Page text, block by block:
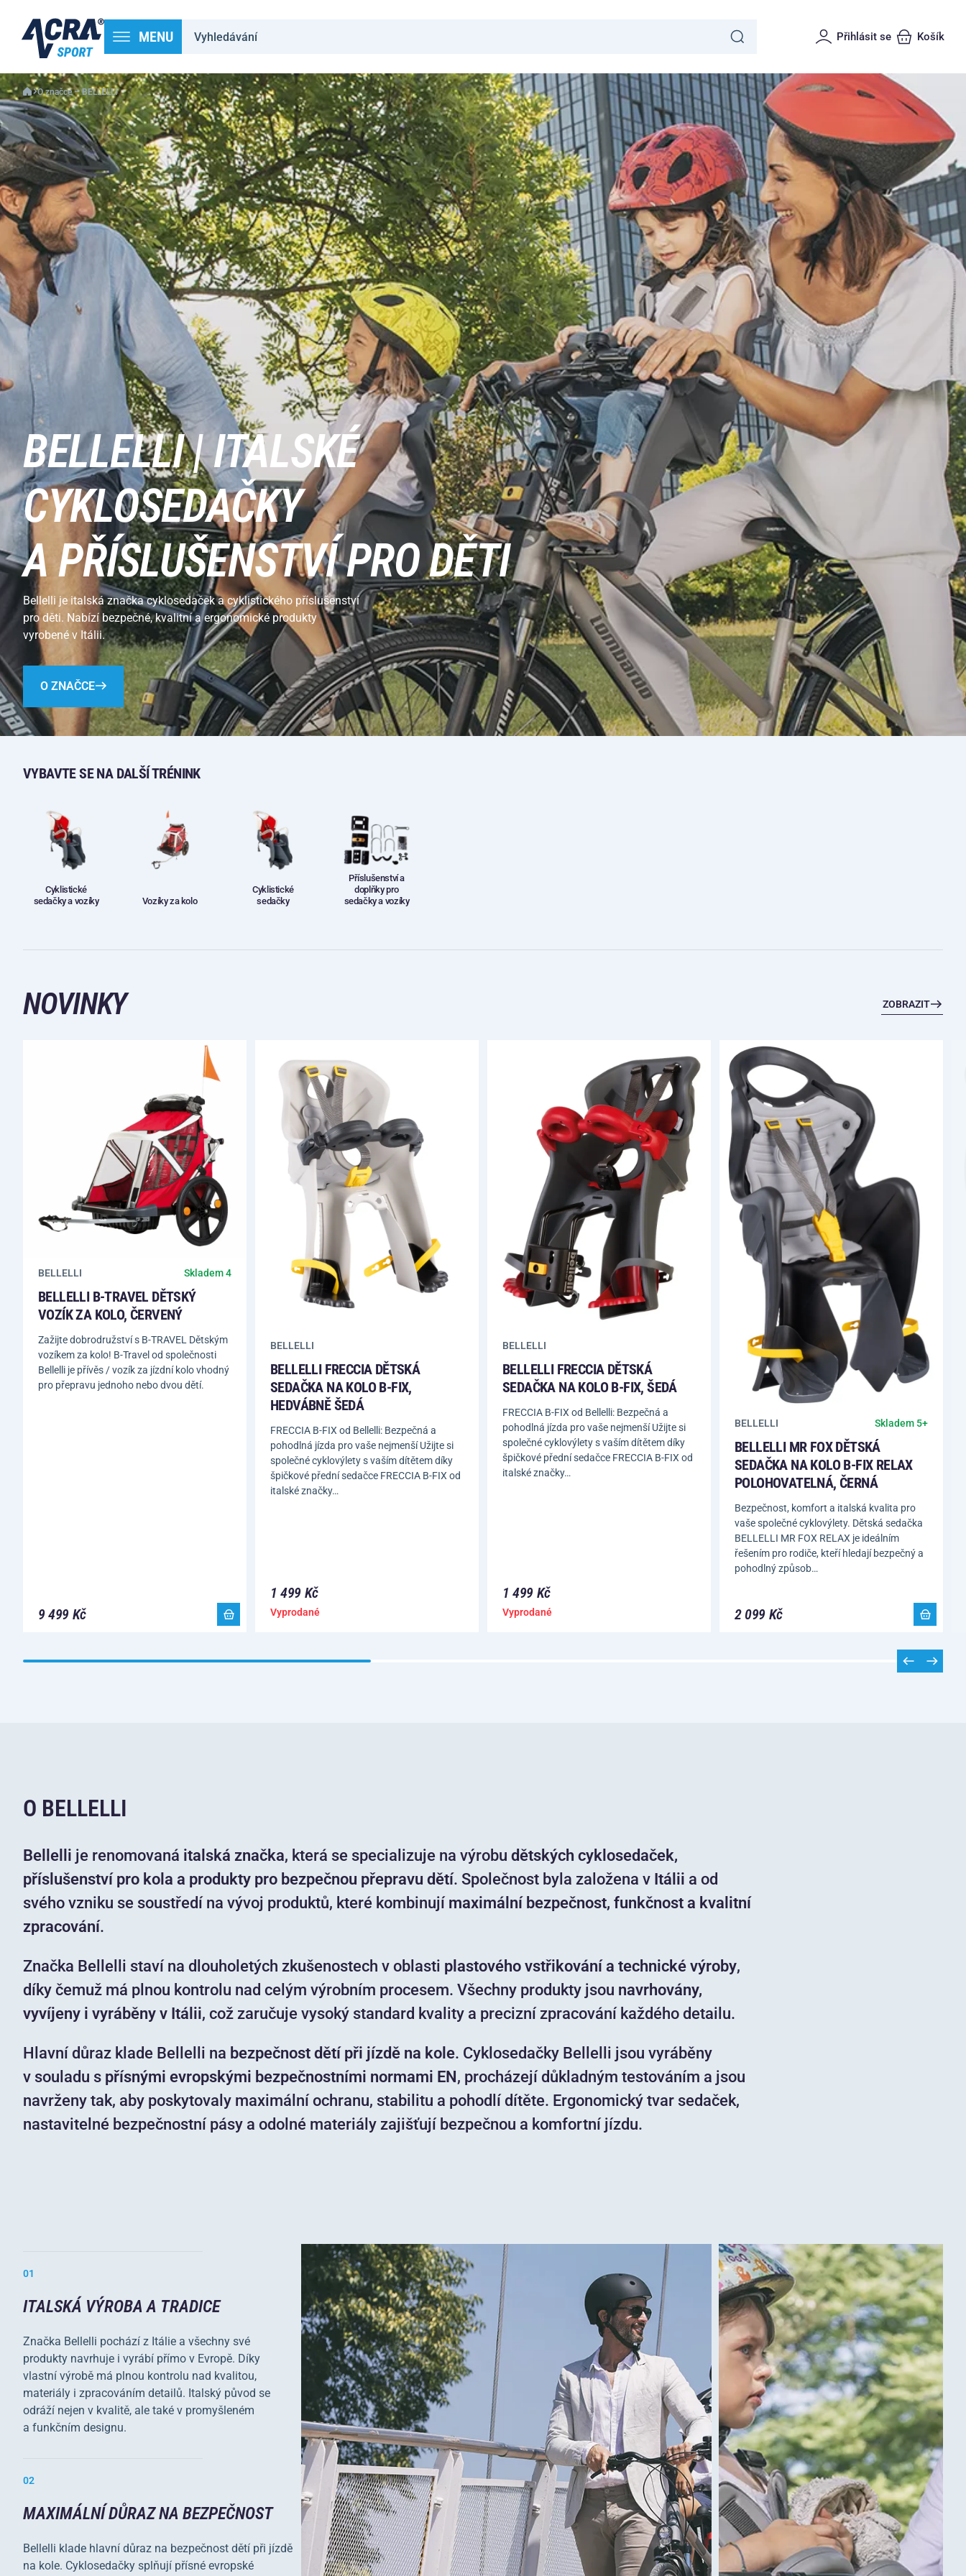
MENU Přihlásit se Košík
O značce – BELLELLI
BELLELLI | ITALSKÉ
CYKLOSEDAČKY
A PŘÍSLUŠENSTVÍ PRO DĚTI
Bellelli je italská značka cyklosedaček a cyklistického příslušenství
pro děti. Nabízí bezpečné, kvalitní a ergonomické produkty
vyrobené v Itálii.
O ZNAČCE
VYBAVTE SE NA DALŠÍ TRÉNINK
Cyklistické
sedačky a vozíky
Vozíky za kolo
Cyklistické
sedačky
Příslušenství a
doplňky pro
sedačky a vozíky
NOVINKY ZOBRAZIT
BELLELLI Skladem 4
BELLELLI B-TRAVEL DĚTSKÝ
VOZÍK ZA KOLO, ČERVENÝ
Zažijte dobrodružství s B-TRAVEL Dětským
vozíkem za kolo! B-Travel od společnosti
Bellelli je přívěs / vozík za jízdní kolo vhodný
pro přepravu jednoho nebo dvou dětí.
9 499 Kč
BELLELLI
BELLELLI FRECCIA DĚTSKÁ
SEDAČKA NA KOLO B-FIX,
HEDVÁBNĚ ŠEDÁ
FRECCIA B-FIX od Bellelli: Bezpečná a
pohodlná jízda pro vaše nejmenší Užijte si
společné cyklovýlety s vaším dítětem díky
špičkové přední sedačce FRECCIA B-FIX od
italské značky…
1 499 Kč
Vyprodané
BELLELLI
BELLELLI FRECCIA DĚTSKÁ
SEDAČKA NA KOLO B-FIX, ŠEDÁ
FRECCIA B-FIX od Bellelli: Bezpečná a
pohodlná jízda pro vaše nejmenší Užijte si
společné cyklovýlety s vaším dítětem díky
špičkové přední sedačce FRECCIA B-FIX od
italské značky…
1 499 Kč
Vyprodané
BELLELLI Skladem 5+
BELLELLI MR FOX DĚTSKÁ
SEDAČKA NA KOLO B-FIX RELAX
POLOHOVATELNÁ, ČERNÁ
Bezpečnost, komfort a italská kvalita pro
vaše společné cyklovýlety. Dětská sedačka
BELLELLI MR FOX RELAX je ideálním
řešením pro rodiče, kteří hledají bezpečný a
pohodlný způsob…
2 099 Kč
O BELLELLI
Bellelli je renomovaná italská značka, která se specializuje na výrobu dětských cyklosedaček,
příslušenství pro kola a produkty pro bezpečnou přepravu dětí. Společnost byla založena v Itálii a od
svého vzniku se soustředí na vývoj produktů, které kombinují maximální bezpečnost, funkčnost a kvalitní
zpracování.
Značka Bellelli staví na dlouholetých zkušenostech v oblasti plastového vstřikování a technické výroby,
díky čemuž má plnou kontrolu nad celým výrobním procesem. Všechny produkty jsou navrhovány,
vyvíjeny i vyráběny v Itálii, což zaručuje vysoký standard kvality a precizní zpracování každého detailu.
Hlavní důraz klade Bellelli na bezpečnost dětí při jízdě na kole. Cyklosedačky Bellelli jsou vyráběny
v souladu s přísnými evropskými bezpečnostními normami EN, procházejí důkladným testováním a jsou
navrženy tak, aby poskytovaly maximální ochranu, stabilitu a pohodlí dítěte. Ergonomický tvar sedaček,
nastavitelné bezpečnostní pásy a odolné materiály zajišťují bezpečnou a komfortní jízdu.
01
ITALSKÁ VÝROBA A TRADICE
Značka Bellelli pochází z Itálie a všechny své
produkty navrhuje i vyrábí přímo v Evropě. Díky
vlastní výrobě má plnou kontrolu nad kvalitou,
materiály i zpracováním detailů. Italský původ se
odráží nejen v kvalitě, ale také v promyšleném
a funkčním designu.
02
MAXIMÁLNÍ DŮRAZ NA BEZPEČNOST
Bellelli klade hlavní důraz na bezpečnost dětí při jízdě
na kole. Cyklosedačky splňují přísné evropské